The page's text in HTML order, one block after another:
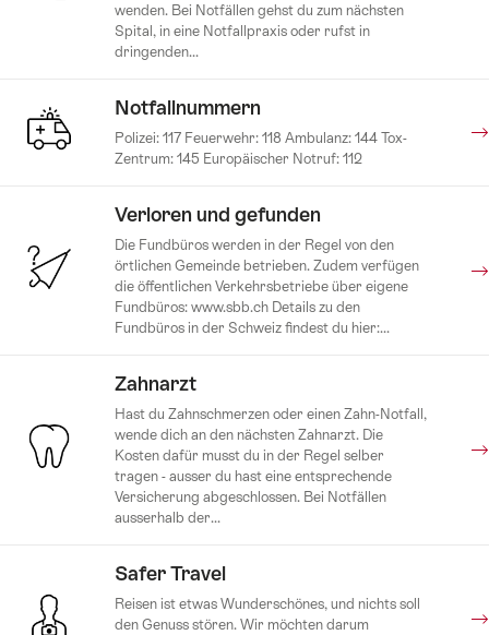
wenden. Bei Notfällen gehst du zum nächsten
Spital, in eine Notfallpraxis oder rufst in
dringenden...
Notfallnummern
Polizei: 117 Feuerwehr: 118 Ambulanz: 144 Tox-
Zentrum: 145 Europäischer Notruf: 112
Verloren und gefunden
Die Fundbüros werden in der Regel von den
örtlichen Gemeinde betrieben. Zudem verfügen
die öffentlichen Verkehrsbetriebe über eigene
Fundbüros: www.sbb.ch Details zu den
Fundbüros in der Schweiz findest du hier:...
Zahnarzt
Hast du Zahnschmerzen oder einen Zahn-Notfall,
wende dich an den nächsten Zahnarzt. Die
Kosten dafür musst du in der Regel selber
tragen - ausser du hast eine entsprechende
Versicherung abgeschlossen. Bei Notfällen
ausserhalb der...
Safer Travel
Reisen ist etwas Wunderschönes, und nichts soll
den Genuss stören. Wir möchten darum